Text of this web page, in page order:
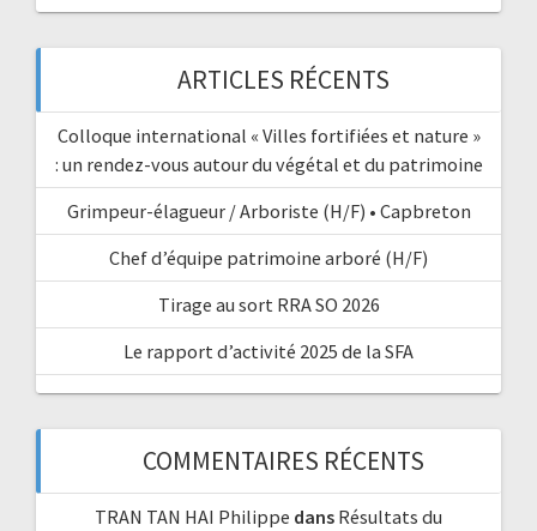
ARTICLES RÉCENTS
Colloque international « Villes fortifiées et nature »
: un rendez-vous autour du végétal et du patrimoine
Grimpeur-élagueur / Arboriste (H/F) • Capbreton
Chef d’équipe patrimoine arboré (H/F)
Tirage au sort RRA SO 2026
Le rapport d’activité 2025 de la SFA
COMMENTAIRES RÉCENTS
TRAN TAN HAI Philippe dans Résultats du